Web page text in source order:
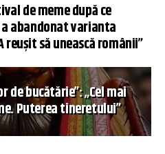
de meme după ce
abandonat varianta
să unească românii”
de bucătărie”: „Cel mai
Puterea tineretului”